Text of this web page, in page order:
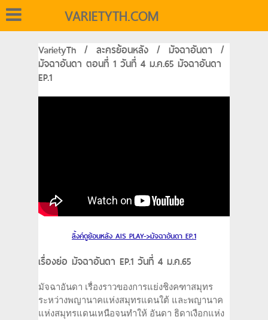
VARIETYTH.COM
VarietyTh / ละครย้อนหลัง / มัจฉาอันดา /
มัจฉาอันดา ตอนที่ 1 วันที่ 4 ม.ค.65 มัจฉาอันดา
EP.1
ลิ้งค์ดูย้อนหลัง AIS PLAY->มัจฉาอันดา EP.1
เรื่องย่อ มัจฉาอันดา EP.1 วันที่ 4 ม.ค.65
มัจฉาอันดา เรื่องราวของการแย่งชิงคฑาสมุทร
ระหว่างพญานาคแห่งสมุทรแดนใต้ และพญานาค
แห่งสมุทรแดนเหนือจนทำให้ อันดา ธิดาเงือกแห่ง